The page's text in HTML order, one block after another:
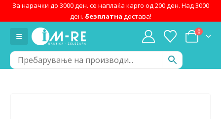
За нарачки до 3000 ден. се наплаќа карго од 200 ден. Над 3000
ден. безплатна достава!
0